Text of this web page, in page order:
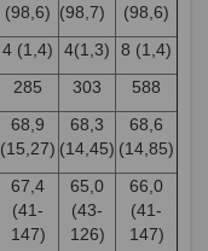
(98,6) (98,7)
(98,6)
4 (1,4) 4(1,3) 8 (1,4)
285 303
588
68,9
(15,27)
68,3
(14,45)
68,6
(14,85)
67,4
(41-
147)
65,0
(43-
126)
66,0
(41-
147)